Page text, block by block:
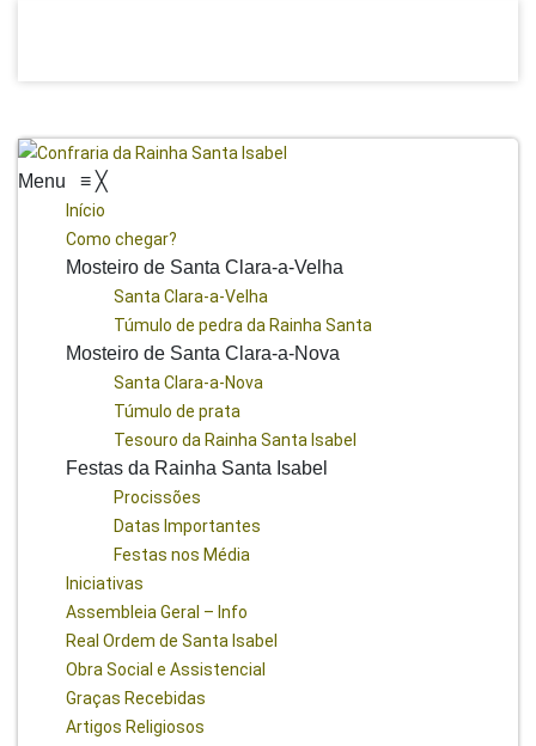
Menu ≡ ╳
Início
Como chegar?
Mosteiro de Santa Clara-a-Velha
Santa Clara-a-Velha
Túmulo de pedra da Rainha Santa
Mosteiro de Santa Clara-a-Nova
Santa Clara-a-Nova
Túmulo de prata
Tesouro da Rainha Santa Isabel
Festas da Rainha Santa Isabel
Procissões
Datas Importantes
Festas nos Média
Iniciativas
Assembleia Geral – Info
Real Ordem de Santa Isabel
Obra Social e Assistencial
Graças Recebidas
Artigos Religiosos